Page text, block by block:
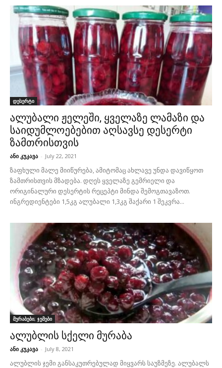
დესერტი
ალუბალი ჟელეში, ყველაზე ლამაზი და
საიდუმლოებებით აღსავსე დესერტი
ზამთრისთვის
ანი კუკავა - July 22, 2021
ზაფხული მალე მიიწურება, ამიტომაც ახლავე უნდა დავიწყოთ
ზამთრისთვის მზადება. დღეს ყველაზე გემრიელი და
ორიგინალური დესერტის რეცეპტი მინდა შემოგთავაზოთ.
ინგრედიენტები 1,5კგ ალუბალი 1,3კგ შაქარი 1 შეკვრა...
მურაბები; ჯემები
ალუბლის სქელი მურაბა
ანი კუკავა - July 8, 2021
ალუბლის ჯემი განსაკუთრებულად მიყვარს საუზმეზე. ალუბალს